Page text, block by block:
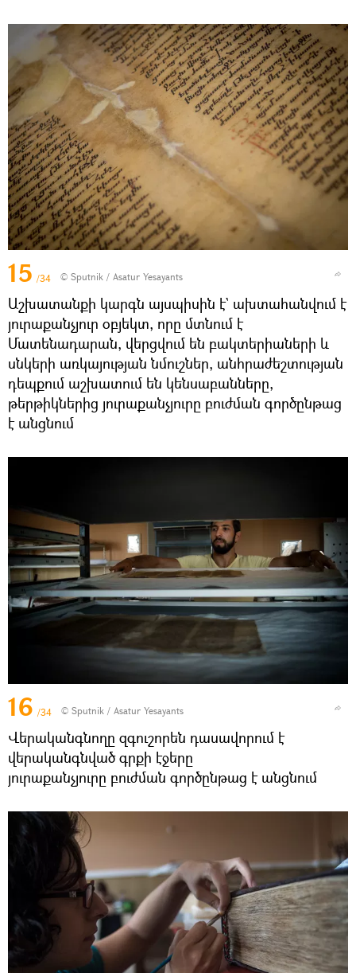
15 /34 © Sputnik / Asatur Yesayants
Աշխատանքի կարգն այսպիսին է` ախտահանվում է
յուրաքանչյուր օբյեկտ, որը մտնում է
Մատենադարան, վերցվում են բակտերիաների և
սնկերի առկայության նմուշներ, անհրաժեշտության
դեպքում աշխատում են կենսաբանները,
թերթիկներից յուրաքանչյուրը բուժման գործընթաց
է անցնում
16 /34 © Sputnik / Asatur Yesayants
Վերականգնողը զգուշորեն դասավորում է
վերականգնված գրքի էջերը
յուրաքանչյուրը բուժման գործընթաց է անցնում